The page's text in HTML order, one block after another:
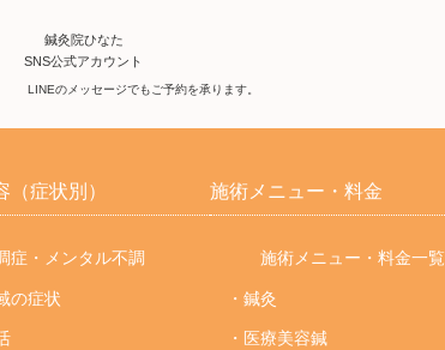
鍼灸院ひなた
SNS公式アカウント
LINEのメッセージでもご予約を承ります。
症状別）
症・メンタル不調
の症状
施術メニュー・ 料金
施術メニュー・料金一覧
・鍼灸
・医療美容鍼